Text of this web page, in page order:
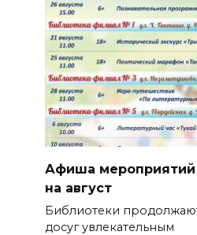
Афиша мероприятий
на август
Библиотеки
досуг увлекательным